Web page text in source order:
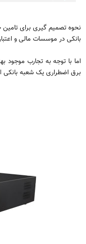
نحوه تصمیم گیری برای
بانکی در موسسات مالی و
اما با توجه به تجارب موجود
برق اضطراری یک شعبه بانکی
مناسب
سیستم